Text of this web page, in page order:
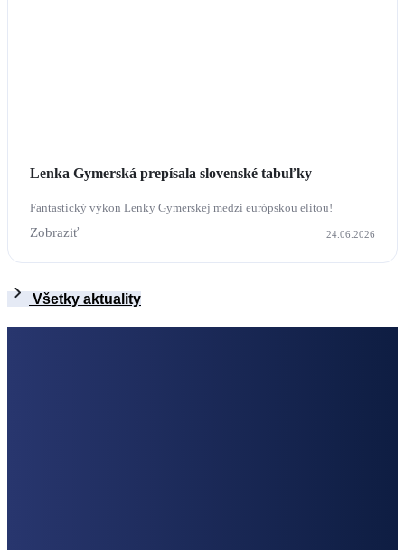
Lenka Gymerská prepísala slovenské tabuľky
Fantastický výkon Lenky Gymerskej medzi európskou elitou!
Zobraziť 24.06.2026
Všetky aktuality